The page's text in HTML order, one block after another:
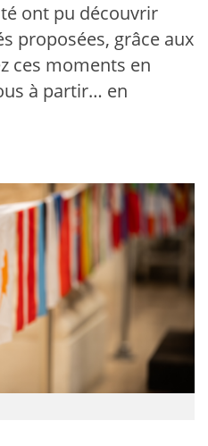
ont pu découvrir
proposées, grâce aux
ces moments en
à partir… en